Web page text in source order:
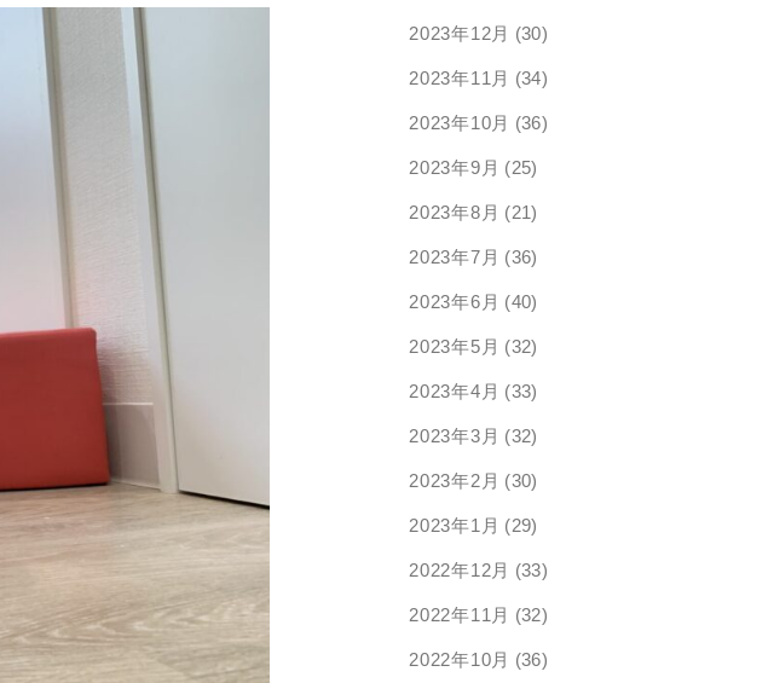
2023年12月 (30)
2023年11月 (34)
2023年10月 (36)
2023年9月 (25)
2023年8月 (21)
2023年7月 (36)
2023年6月 (40)
2023年5月 (32)
2023年4月 (33)
2023年3月 (32)
2023年2月 (30)
2023年1月 (29)
2022年12月 (33)
2022年11月 (32)
2022年10月 (36)